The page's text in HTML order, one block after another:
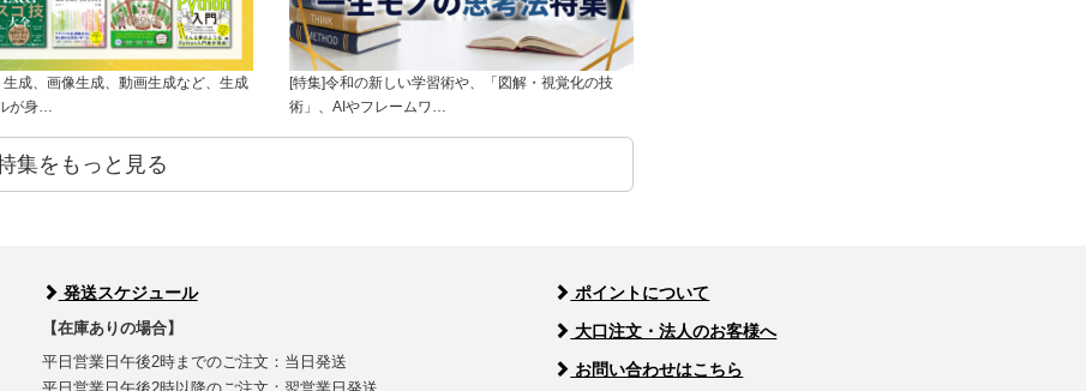
生成、画像生成、動画生成など、生成
が身…
[特集]令和の新しい学習術や、「図解・視覚化の技
術」、AIやフレームワ…
集をもっと見る
発送スケジュール
【在庫ありの場合】
平日営業日午後2時までのご注文：当日発送
ポイントについて
大口注文・法人のお客様へ
お問い合わせはこちら